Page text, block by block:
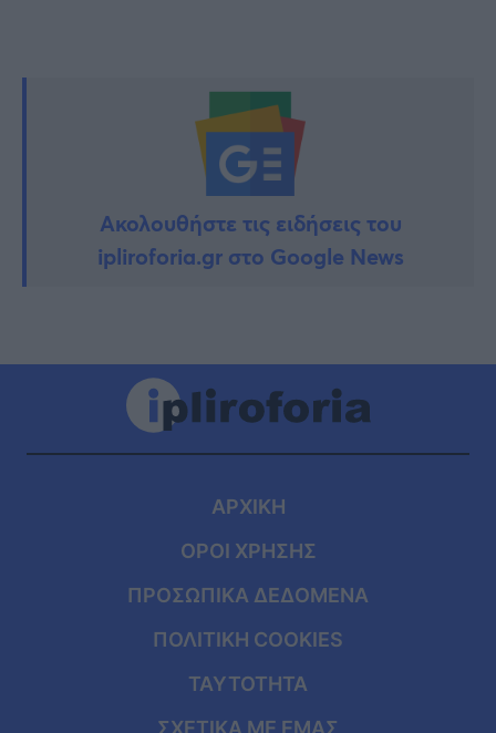
Ακολουθήστε τις ειδήσεις του
ipliroforia.gr στο Google News
ΑΡΧΙΚΗ
ΟΡΟΙ ΧΡΗΣΗΣ
ΠΡΟΣΩΠΙΚΑ ΔΕΔΟΜΕΝΑ
ΠΟΛΙΤΙΚΗ COOKIES
ΤΑΥΤΟΤΗΤΑ
ΣΧΕΤΙΚΑ ΜΕ ΕΜΑΣ